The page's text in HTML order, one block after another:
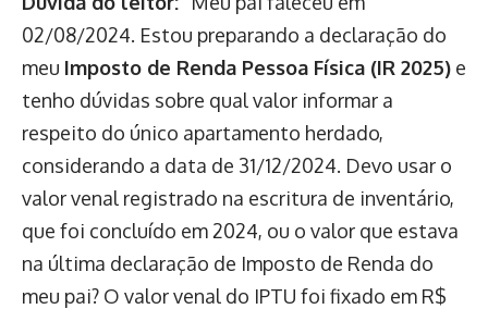
02/08/2024. Estou preparando a declaração do
meu Imposto de Renda Pessoa Física (IR 2025) e
tenho dúvidas sobre qual valor informar a
respeito do único apartamento herdado,
considerando a data de 31/12/2024. Devo usar o
valor venal registrado na escritura de inventário,
que foi concluído em 2024, ou o valor que estava
na última declaração de Imposto de Renda do
meu pai? O valor venal do IPTU foi fixado em R$